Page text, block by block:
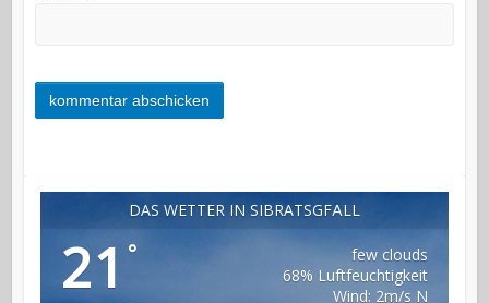
DAS WETTER IN SIBRATSGFÄLL
21 °
few clouds
68% Luftfeuchtigkeit
Wind: 2m/s N